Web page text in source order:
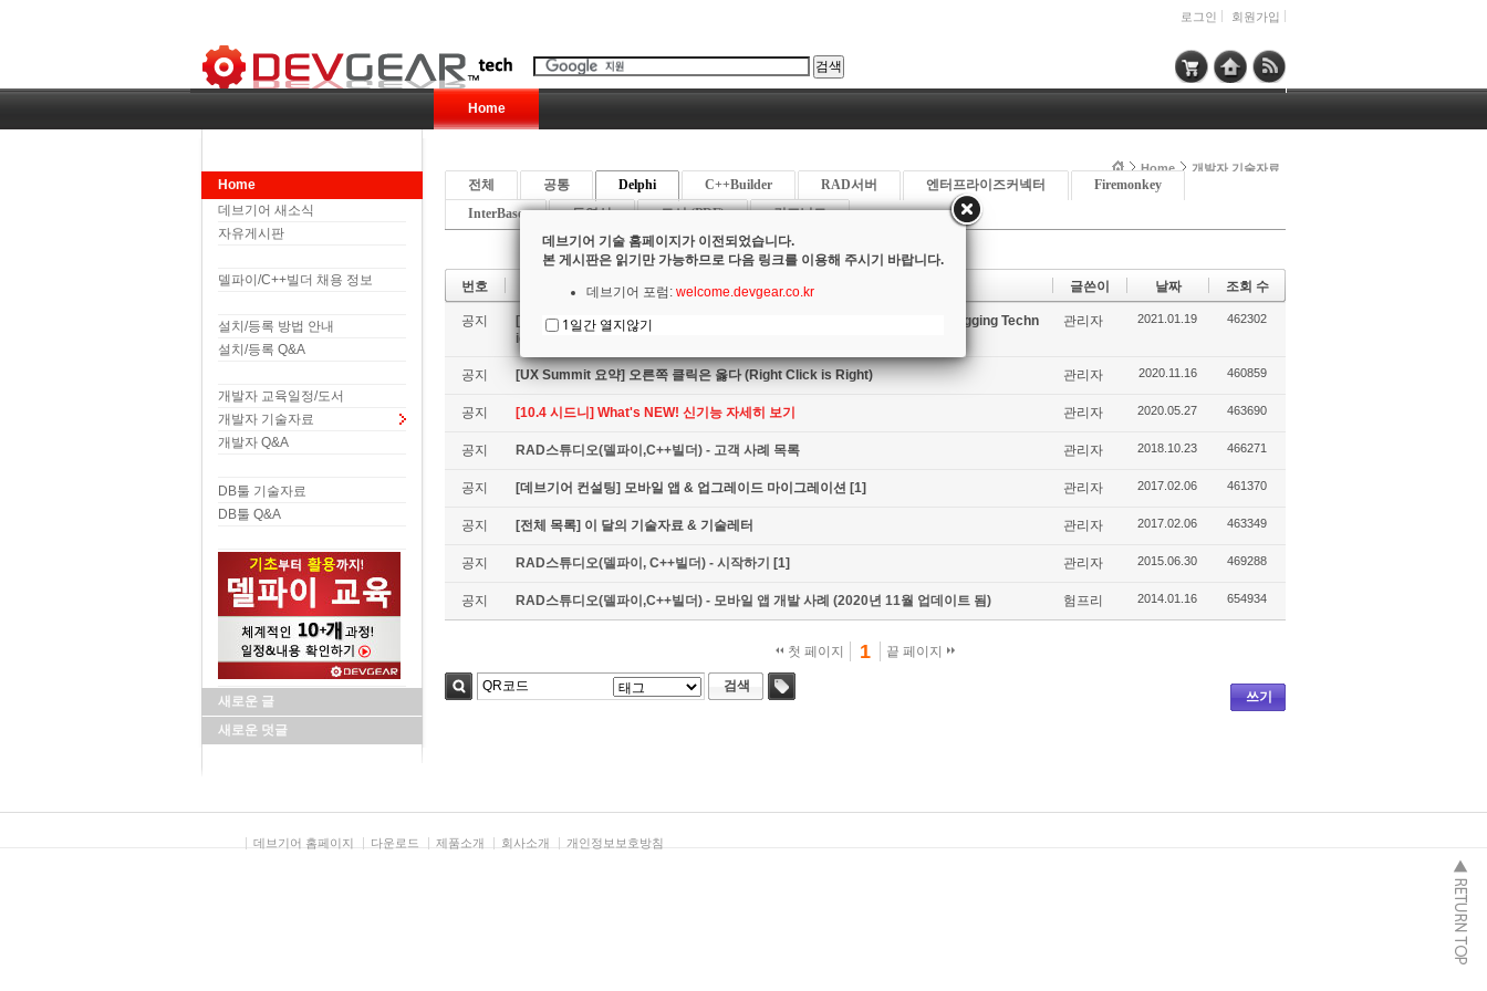
로그인 회원가입
Home
Home
데브기어 새소식
자유게시판
델파이/C++빌더 채용 정보
설치/등록 방법 안내
설치/등록 Q&A
개발자 교육일정/도서
개발자 기술자료
개발자 Q&A
DB툴 기술자료
DB툴 Q&A
새로운 글
새로운 덧글
Home 개발자 기술자료
전체 공통 Delphi C++Builder RAD서버 엔터프라이즈커넥터
Firemonkey
InterBase
동영상 도서 (PDF) 컴포넌트
번호 제목 글쓴이 날짜 조회 수
공지
[DelphiCon 요약] 코드사이트 로깅 실전 활용 기법 (Real-world CodeSite Logging Techn
iques)
관리자 2021.01.19 462302
공지 [UX Summit 요약] 오른쪽 클릭은 옳다 (Right Click is Right) 관리자 2020.11.16 460859
공지 [10.4 시드니] What's NEW! 신기능 자세히 보기 관리자 2020.05.27 463690
공지 RAD스튜디오(델파이,C++빌더) - 고객 사례 목록 관리자 2018.10.23 466271
공지 [데브기어 컨설팅] 모바일 앱 & 업그레이드 마이그레이션 [1] 관리자 2017.02.06 461370
공지 [전체 목록] 이 달의 기술자료 & 기술레터 관리자 2017.02.06 463349
공지 RAD스튜디오(델파이, C++빌더) - 시작하기 [1] 관리자 2015.06.30 469288
공지 RAD스튜디오(델파이,C++빌더) - 모바일 앱 개발 사례 (2020년 11월 업데이트 됨) 험프리 2014.01.16 654934
첫 페이지 1 끝 페이지
쓰기
검색
데브기어 홈페이지 다운로드 제품소개 회사소개 개인정보보호방침
데브기어 기술 홈페이지가 이전되었습니다.
본 게시판은 읽기만 가능하므로 다음 링크를 이용해 주시기 바랍니다.
데브기어 포럼: welcome.devgear.co.kr
1일간 열지않기